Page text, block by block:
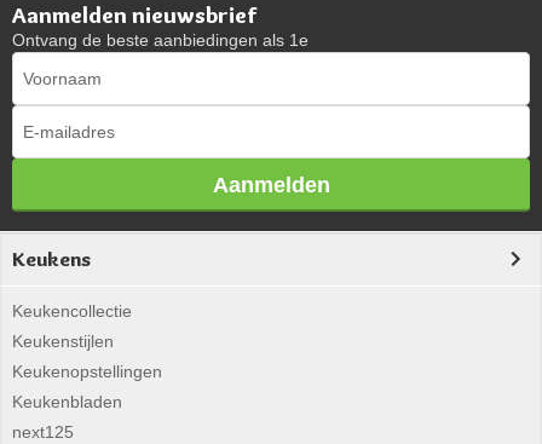
Aanmelden nieuwsbrief
Ontvang de beste aanbiedingen als 1e
Aanmelden
Keukens
Keukencollectie
Keukenstijlen
Keukenopstellingen
Keukenbladen
next125